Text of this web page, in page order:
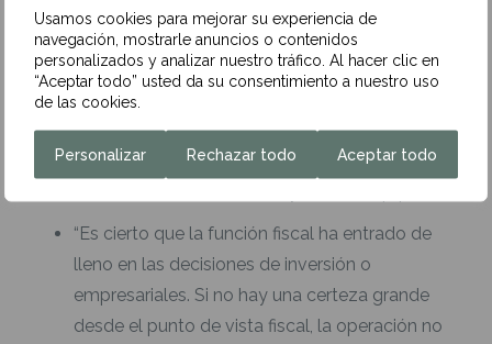
Usamos cookies para mejorar su experiencia de
navegación, mostrarle anuncios o contenidos
personalizados y analizar nuestro tráfico. Al hacer clic en
“Aceptar todo” usted da su consentimiento a nuestro uso
de las cookies.
Personalizar Rechazar todo Aceptar todo
“La clave de nuestro trabajo es que nos gusta
lo que hacemos. Nos lo pasamos bien”.
esto”.
“Es cierto que la función fiscal ha entrado de
lleno en las decisiones de inversión o
empresariales. Si no hay una certeza grande
desde el punto de vista fiscal, la operación no